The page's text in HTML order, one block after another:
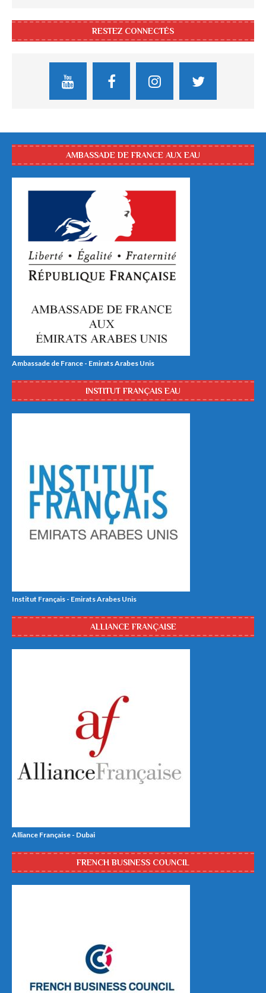
RESTEZ CONNECTÉS
AMBASSADE DE FRANCE AUX EAU
Ambassade de France - Emirats Arabes Unis
INSTITUT FRANÇAIS EAU
Institut Français - Emirats Arabes Unis
ALLIANCE FRANÇAISE
Alliance Française - Dubai
FRENCH BUSINESS COUNCIL